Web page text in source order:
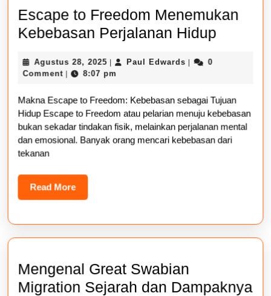
Escape to Freedom Menemukan
Kebebasan Perjalanan Hidup
Hidup
Agustus 28, 2025Agustus
28,
Paul Edwards Paul 0
Comment
8:07 pm
Makna Escape to Freedom: Kebebasan sebagai Tujuan
Hidup Escape to Freedom atau pelarian menuju kebebasan
bukan sekadar tindakan fisik, melainkan perjalanan mental
dan emosional. Banyak orang mencari kebebasan dari
tekanan
Read MoreRead
More
Mengenal Great Swabian
Migration Sejarah dan Dampaknya